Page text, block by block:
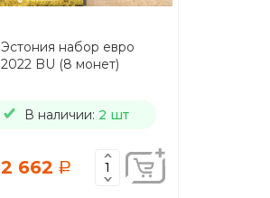
Эстония набор евро
2022 BU (8 монет)
В наличии: 2 шт
2 662 a